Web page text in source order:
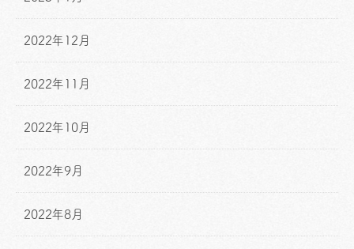
2022年12月
2022年11月
2022年10月
2022年9月
2022年8月